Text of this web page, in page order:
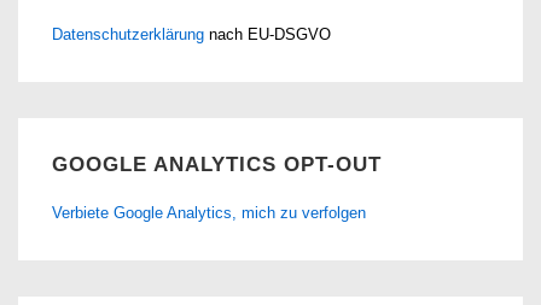
Datenschutzerklärung nach EU-DSGVO
GOOGLE ANALYTICS OPT-OUT
Verbiete Google Analytics, mich zu verfolgen